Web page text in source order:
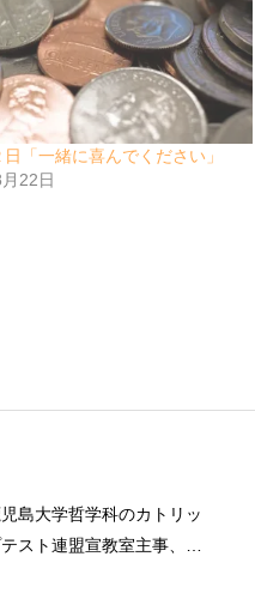
日「一緒に喜んでください」
22日
島大学哲学科のカトリッ
スト連盟宣教室主事、日